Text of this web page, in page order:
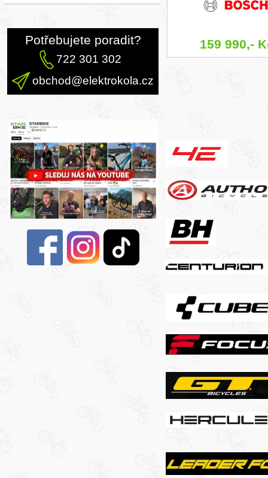
Potřebujete poradit?
722 301 302
obchod@elektrokola.cz
159 990,-